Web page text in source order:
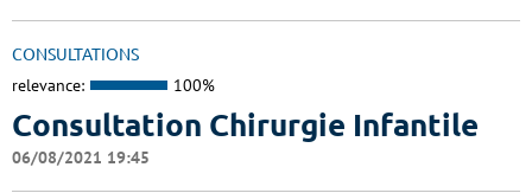
CONSULTATIONS
relevance: 100%
Consultation Chirurgie Infantile
06/08/2021 19:45